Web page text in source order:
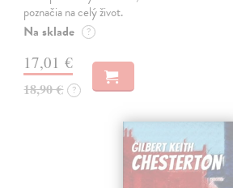
poznačia na celý život.
Na sklade ?
17,01 €
18,90 € ?